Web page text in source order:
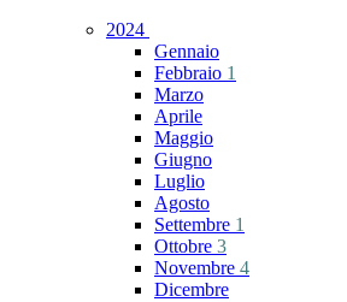
2024
Gennaio
Febbraio 1
Marzo
Aprile
Maggio
Giugno
Luglio
Agosto
Settembre 1
Ottobre 3
Novembre 4
Dicembre